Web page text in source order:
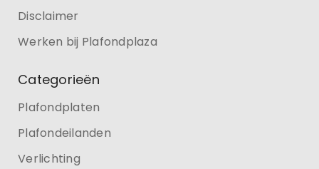
Disclaimer
Werken bij Plafondplaza
Categorieën
Plafondplaten
Plafondeilanden
Verlichting